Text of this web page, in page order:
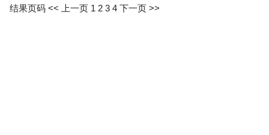
结果页码 << 上一页 1 2 3 4 下一页 >>